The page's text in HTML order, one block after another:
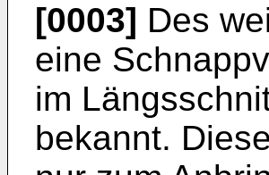
[0003] Des
eine
im
bekannt.